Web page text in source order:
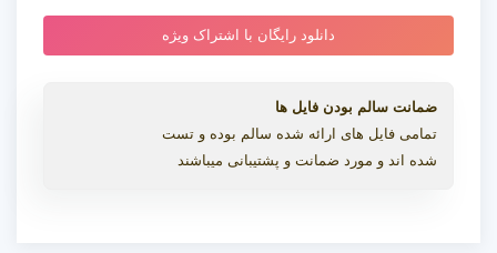
دانلود رایگان با اشتراک ویژه
ضمانت سالم بودن فایل ها
تمامی فایل های ارائه شده سالم بوده و تست
شده اند و مورد ضمانت و پشتیبانی میباشند